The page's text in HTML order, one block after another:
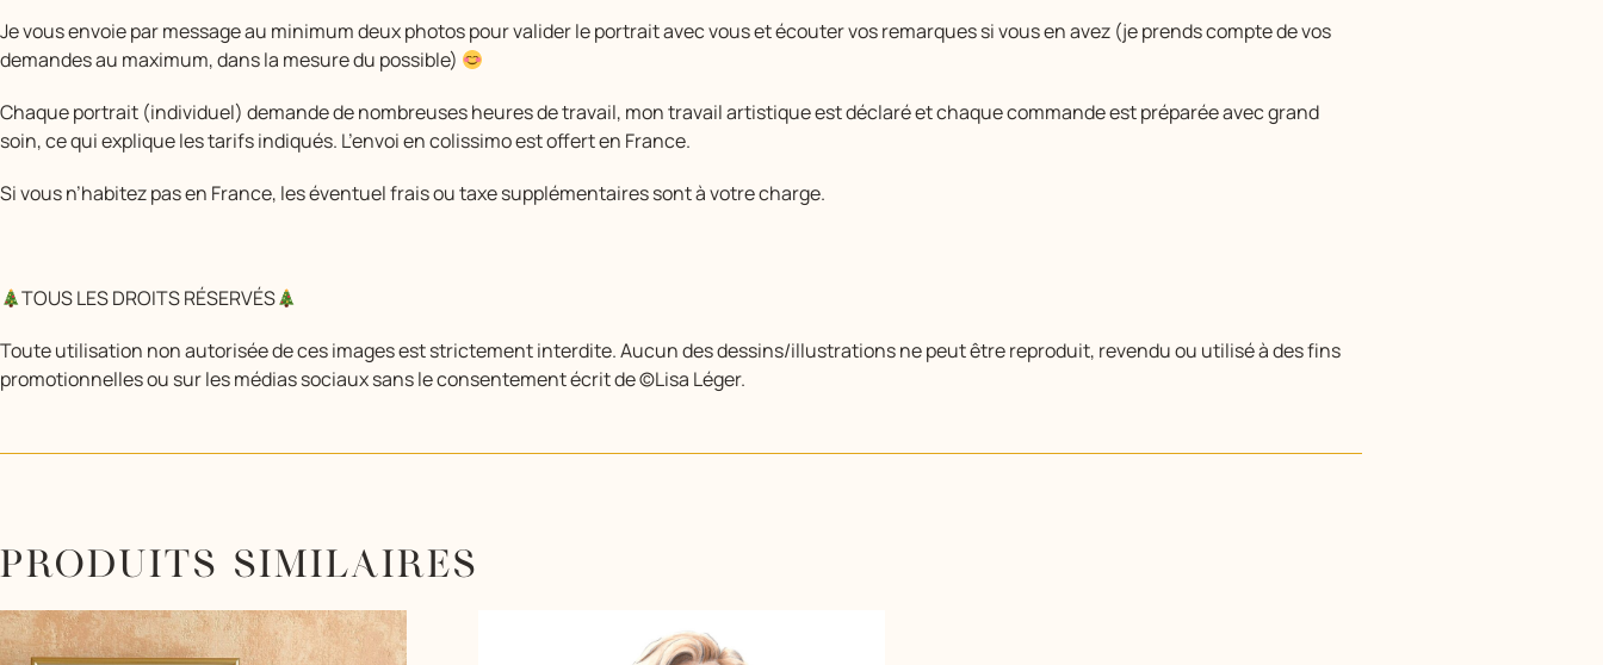
Je vous envoie par message au minimum deux photos pour valider le portrait avec vous et écouter vos remarques si vous en avez (je prends compte de vos
demandes au maximum, dans la mesure du possible)
Chaque portrait (individuel) demande de nombreuses heures de travail, mon travail artistique est déclaré et chaque commande est préparée avec grand
soin, ce qui explique les tarifs indiqués. L’envoi en colissimo est offert en France.
Si vous n’habitez pas en France, les éventuel frais ou taxe supplémentaires sont à votre charge.
TOUS LES DROITS RÉSERVÉS
Toute utilisation non autorisée de ces images est strictement interdite. Aucun des dessins/illustrations ne peut être reproduit, revendu ou utilisé à des fins
promotionnelles ou sur les médias sociaux sans le consentement écrit de ©Lisa Léger.
PRODUITS SIMILAIRES